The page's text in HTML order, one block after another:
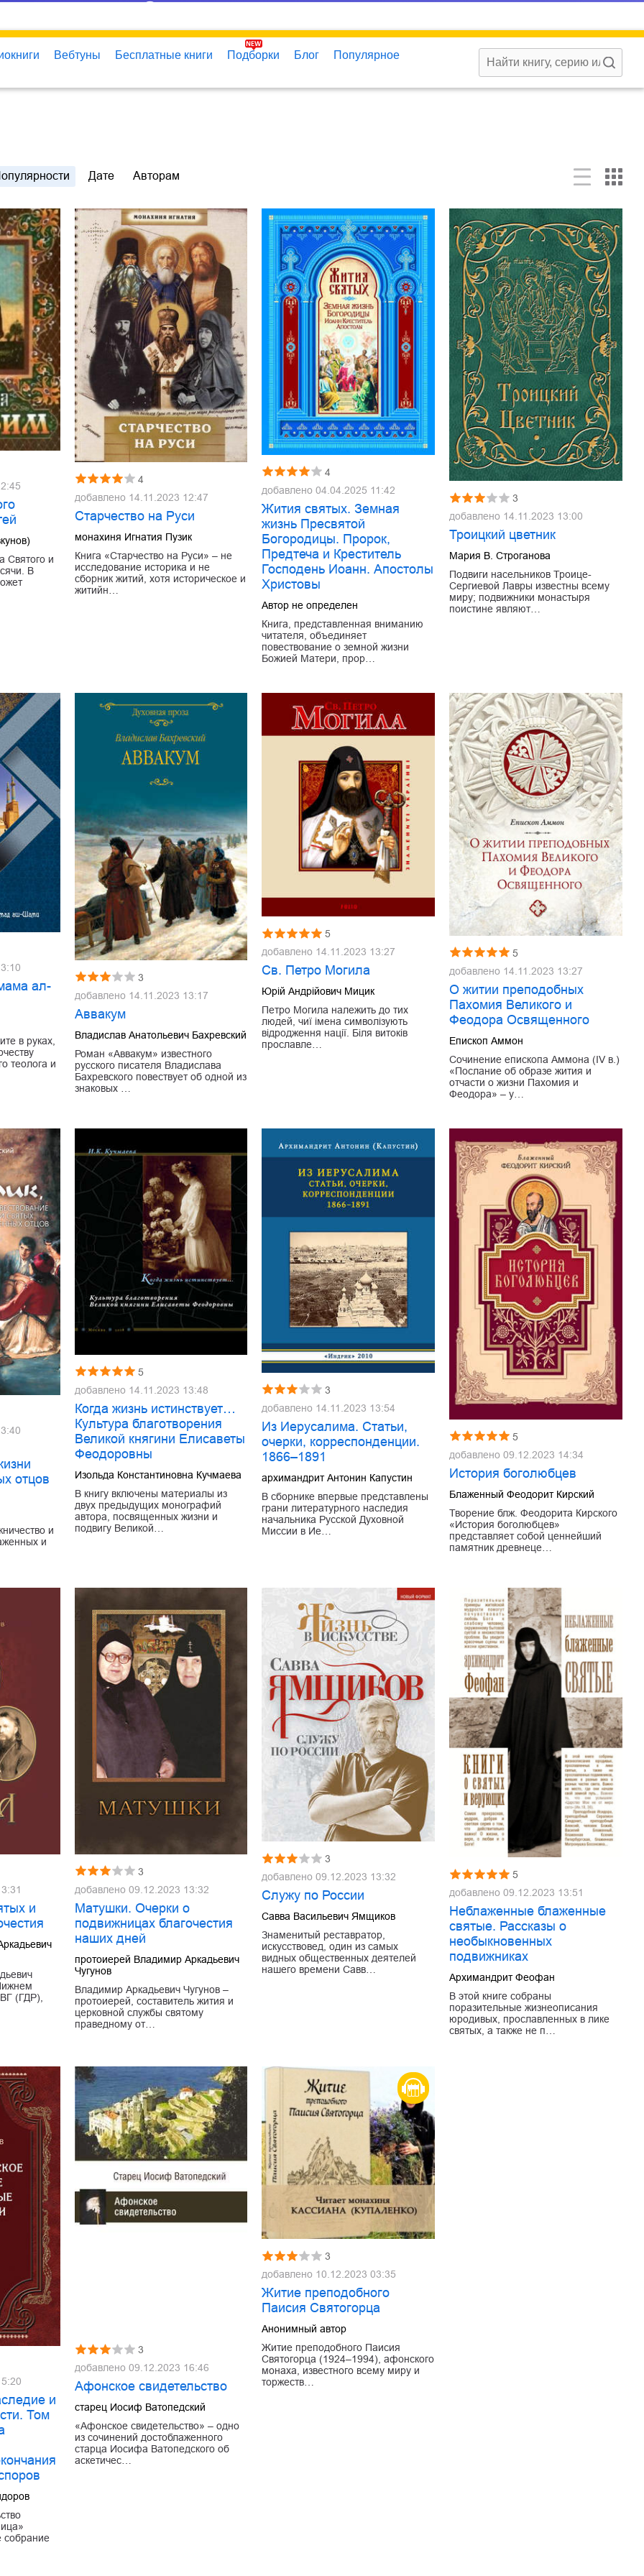
Вебтуны Бесплатные книги Подборки Блог Популярное
Дате Авторам
Святого и
В
4
добавлено 14.11.2023 12:47
Старчество на Руси
монахиня Игнатия Пузик
Книга «Старчество на Руси» – не
исследование историка и не
сборник житий, хотя историческое и
житийн…
4
добавлено04.04.2025 11:42
Жития святых. Земная
жизнь Пресвятой
Богородицы. Пророк,
Предтеча и Креститель
Господень Иоанн. Апостолы
Христовы
Автор не определен
Книга, представленная вниманию
читателя, объединяет
повествование о земной жизни
Божией Матери, прор…
3
добавлено 14.11.2023 13:00
Троицкий цветник
Мария В. Строганова
Подвиги насельников Троице-
Сергиевой Лавры известны всему
миру; подвижники монастыря
поистине являют…
ал-
в руках,
теолога и
3
добавлено 14.11.2023 13:17
Аввакум
Владислав Анатольевич Бахревский
Роман «Аввакум» известного
русского писателя Владислава
Бахревского повествует об одной из
знаковых …
5
добавлено 14.11.2023 13:27
Св. Петро Могила
Юрій Андрійович Мицик
Петро Могила належить до тих
людей, чиї імена символізують
відродження нації. Біля витоків
прославле…
5
добавлено 14.11.2023 13:27
О житии преподобных
Пахомия Великого и
Феодора Освященного
Епископ Аммон
Сочинение епископа Аммона (IV в.)
«Послание об образе жития и
отчасти о жизни Пахомия и
Феодора» – у…
отцов
и
и
5
добавлено 14.11.2023 13:48
Когда жизнь истинствует…
Культура благотворения
Великой княгини Елисаветы
Феодоровны
Изольда Константиновна Кучмаева
В книгу включены материалы из
двух предыдущих монографий
автора, посвященных жизни и
подвигу Великой…
3
добавлено 14.11.2023 13:54
Из Иерусалима. Статьи,
очерки, корреспонденции.
1866–1891
архимандрит Антонин Капустин
В сборнике впервые представлены
грани литературного наследия
начальника Русской Духовной
Миссии в Ие…
5
добавлено09.12.2023 14:34
История боголюбцев
Блаженный Феодорит Кирский
Творение блж. Феодорита Кирского
«История боголюбцев»
представляет собой ценнейший
памятник древнеце…
и
(ГДР),
3
добавлено 09.12.2023 13:32
Матушки. Очерки о
подвижницах благочестия
наших дней
протоиерей Владимир Аркадьевич
Чугунов
Владимир Аркадьевич Чугунов –
протоиерей, составитель жития и
церковной службы святому
праведному от…
3
добавлено09.12.2023 13:32
Служу по России
Савва Васильевич Ямщиков
Знаменитый реставратор,
искусствовед, один из самых
видных общественных деятелей
нашего времени Савв…
5
добавлено09.12.2023 13:51
Неблаженные блаженные
святые. Рассказы о
необыкновенных
подвижниках
Архимандрит Феофан
В этой книге собраны
поразительные жизнеописания
юродивых, прославленных в лике
святых, а также не п…
и
Том
собрание
3
добавлено 09.12.2023 16:46
Афонское свидетельство
старец Иосиф Ватопедский
«Афонское свидетельство» – одно
из сочинений достоблаженного
старца Иосифа Ватопедского об
аскетичес…
3
добавлено 10.12.2023 03:35
Житие преподобного
Паисия Святогорца
Анонимный автор
Житие преподобного Паисия
Святогорца (1924–1994), афонского
монаха, известного всему миру и
торжеств…